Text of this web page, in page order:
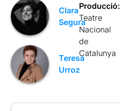
Clara
Segura
Teresa
Urroz
Producció:
Teatre
Nacional
de
Catalunya